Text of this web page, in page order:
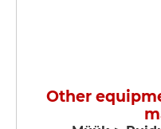
Other